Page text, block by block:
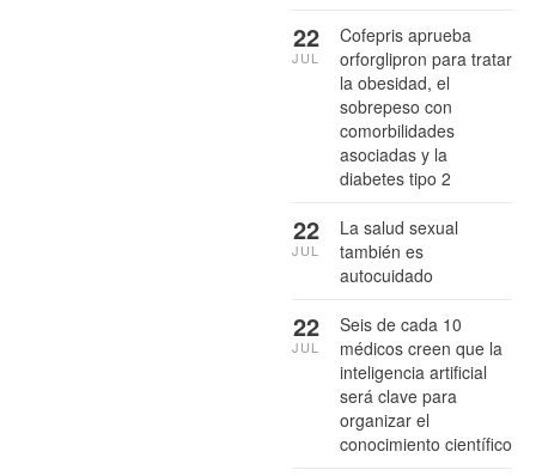
Cofepris aprueba
orforglipron para tratar
la obesidad, el
sobrepeso con
comorbilidades
asociadas y la
diabetes tipo 2
22
JUL
La salud sexual
también es
autocuidado
22
JUL
Seis de cada 10
médicos creen que la
inteligencia artificial
será clave para
organizar el
conocimiento científico
22
JUL